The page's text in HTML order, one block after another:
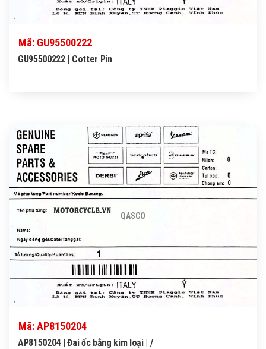
Mã: GU95500222
GU95500222 | Cotter Pin
QASCO
Mã: AP8150204
AP8150204 | Đai ốc bằng kim loại | /